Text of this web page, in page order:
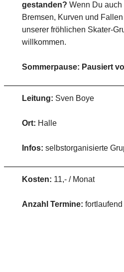
gestanden? Wenn Du
Bremsen, Kurven und
unserer fröhlichen Skater-
willkommen.
Sommerpause: Pausiert
Leitung: Sven Boye
Ort: Halle
Infos: selbstorganisierte
Kosten: 11,- / Monat
Anzahl Termine: fortlaufend